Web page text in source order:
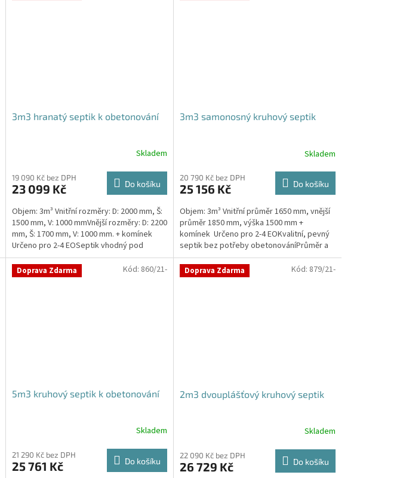
3m3 hranatý septik k obetonování
Skladem
19 090 Kč bez DPH
23 099 Kč Do košíku
Objem: 3m³ Vnitřní rozměry: D: 2000 mm, Š:
1500 mm, V: 1000 mmVnější rozměry: D: 2200
mm, Š: 1700 mm, V: 1000 mm. + komínek
Určeno pro 2-4 EOSeptik vhodný pod
parkovací stání,...
3m3 samonosný kruhový septik
Skladem
20 790 Kč bez DPH
25 156 Kč Do košíku
Objem: 3m³ Vnitřní průměr 1650 mm, vnější
průměr 1850 mm, výška 1500 mm +
komínek Určeno pro 2-4 EOKvalitní, pevný
septik bez potřeby obetonováníPrůměr a
pozici přítoku a...
Doprava Zdarma
5m3 kruhový septik k obetonování
Skladem
21 290 Kč bez DPH
25 761 Kč Do košíku
Kód: 860/21- Doprava Zdarma
2m3 dvouplášťový kruhový septik
Skladem
22 090 Kč bez DPH
26 729 Kč Do košíku
Kód: 879/21-